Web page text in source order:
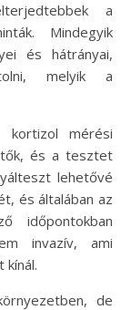
a
Mindegyik
és hátrányai,
melyik a
kortizol mérési
és a tesztet
lehetővé
és általában az
időpontokban
invazív, ami
kínál.
de